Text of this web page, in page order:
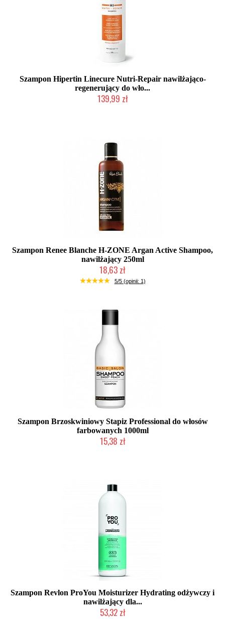
Szampon Hipertin Linecure Nutri-Repair nawilżająco-
regenerujący do wło...
139,99 zł
Szampon Renee Blanche H-ZONE Argan Active Shampoo,
nawilżający 250ml
18,63 zł
Produkt wycofany
5/5 (opinii: 1)
Szampon Brzoskwiniowy Stapiz Professional do włosów
farbowanych 1000ml
15,38 zł
Szampon Revlon ProYou Moisturizer Hydrating odżywczy i
nawilżający dla...
53,32 zł